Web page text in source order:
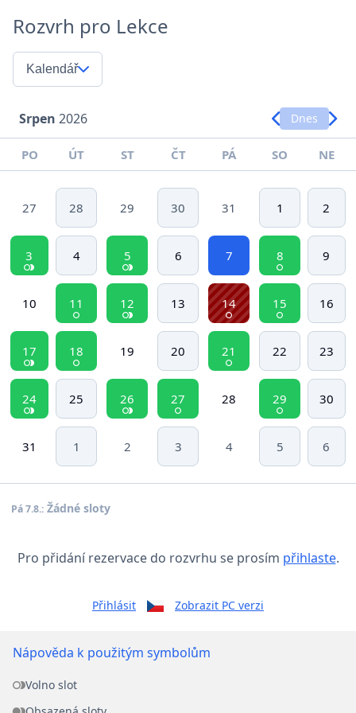
Rozvrh pro Lekce
Kalendář
Srpen 2026 Dnes
PO ÚT ST ČT PÁ SO NE
27 28 29 30 31 1 2
3 4 5 6 7 8 9
10 11 12 13 14 15 16
17 18 19 20 21 22 23
24 25 26 27 28 29 30
31 1 2 3 4 5 6
Pá 7.8.: Žádné sloty
Pro přidání rezervace do rozvrhu se prosím přihlaste.
Přihlásit Zobrazit PC verzi
Nápověda k použitým symbolům
Volno slot